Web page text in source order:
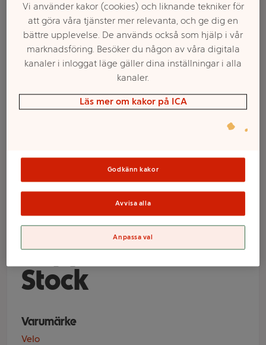
Velo Crispy
Peppermint Mini
Stock
Varumärke
Velo
Vi använder kakor (cookies) och liknande tekniker för
att göra våra tjänster mer relevanta, och ge dig en
bättre upplevelse. De används också som hjälp i vår
marknadsföring. Besöker du någon av våra digitala
kanaler i inloggat läge gäller dina inställningar i alla
kanaler.
Läs mer om kakor på ICA
Godkänn kakor
Avvisa alla
Anpassa val